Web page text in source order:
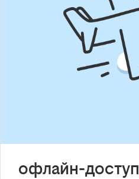
офлайн-доступ